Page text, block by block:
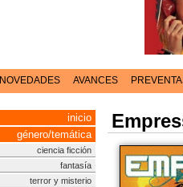
NOVEDADES AVANCES
inicio
género/temática
ciencia ficción
fantasía
terror y misterio